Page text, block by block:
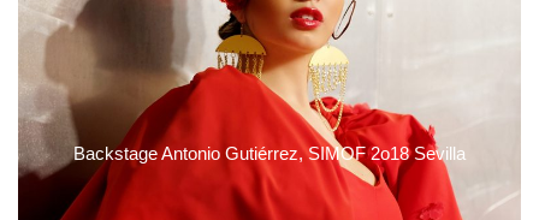
Backstage Antonio Gutiérrez, SIMOF 2o18 Sevilla